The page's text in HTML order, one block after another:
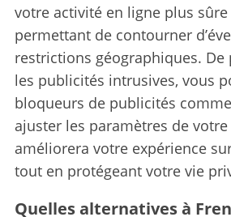
votre activité en ligne plus sûre
permettant de contourner
restrictions géographiques.
les publicités intrusives, vous
bloqueurs de publicités
ajuster les paramètres de
améliorera votre expérience
tout en protégeant votre vie
Quelles alternatives à